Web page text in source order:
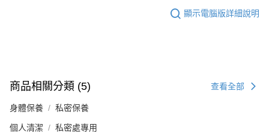
顯示電腦版詳細說明
商品相關分類 (5) 查看全部
身體保養 私密保養
個人清潔 私密處專用